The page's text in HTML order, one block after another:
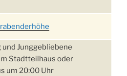
und Junggebliebene
Stadtteilhaus oder
um 20:00 Uhr